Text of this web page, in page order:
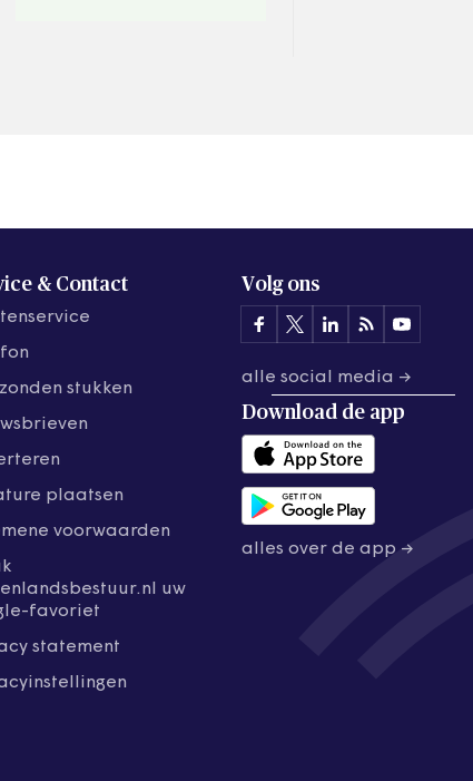
& Contact
stukken
plaatsen
voorwaarden
uw
favoriet
statement
Volg ons
alle social media →
Download de app
alles over de app →